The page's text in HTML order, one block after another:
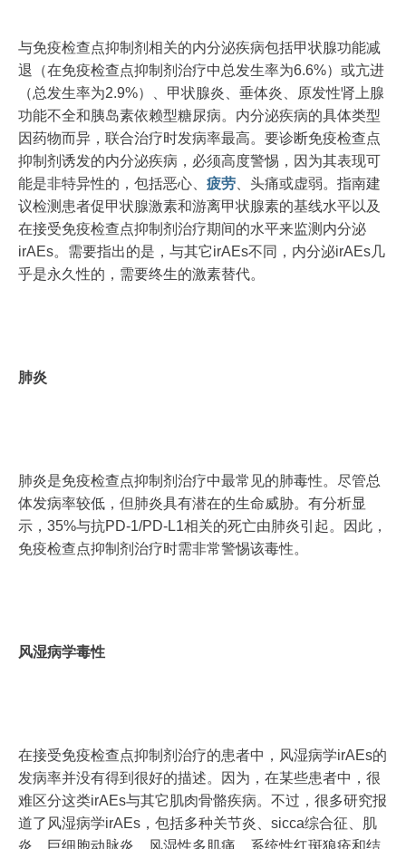
与免疫检查点抑制剂相关的内分泌疾病包括甲状腺功能减
退（在免疫检查点抑制剂治疗中总发生率为6.6%）或亢进
（总发生率为2.9%）、甲状腺炎、垂体炎、原发性肾上腺
功能不全和胰岛素依赖型糖尿病。内分泌疾病的具体类型
因药物而异，联合治疗时发病率最高。要诊断免疫检查点
抑制剂诱发的内分泌疾病，必须高度警惕，因为其表现可
能是非特异性的，包括恶心、 疲劳 、头痛或虚弱。指南建
议检测患者促甲状腺激素和游离甲状腺素的基线水平以及
在接受免疫检查点抑制剂治疗期间的水平来监测内分泌
irAEs。需要指出的是，与其它irAEs不同，内分泌irAEs几
乎是永久性的，需要终生的激素替代。
肺炎
肺炎是免疫检查点抑制剂治疗中最常见的肺毒性。尽管总
体发病率较低，但肺炎具有潜在的生命威胁。有分析显
示，35%与抗PD-1/PD-L1相关的死亡由肺炎引起。因此，
免疫检查点抑制剂治疗时需非常警惕该毒性。
风湿病学毒性
在接受免疫检查点抑制剂治疗的患者中，风湿病学irAEs的
发病率并没有得到很好的描述。因为，在某些患者中，很
难区分这类irAEs与其它肌肉骨骼疾病。不过，很多研究报
道了风湿病学irAEs，包括多种关节炎、sicca综合征、肌
炎、巨细胞动脉炎、风湿性多肌痛、系统性红斑狼疮和结